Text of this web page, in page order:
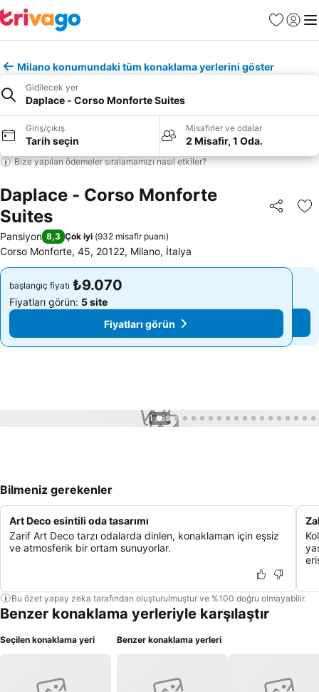
Favoriler
Giriş
Milano konumundaki tüm konaklama yerlerini göster
Gidilecek yer
Daplace - Corso Monforte Suites
Giriş/çıkış
Tarih seçin
Misafirler ve odalar
2 Misafir, 1 Oda.
Bize yapılan ödemeler sıralamamızı nasıl etkiler?
Daplace - Corso Monforte
Suites
Paylaş
Pansiyon 8,3 Çok iyi (932 misafir puanı)
Corso Monforte, 45, 20122, Milano, İtalya
başlangıç fiyatı ₺9.070
Fiyatları görün: 5 site
Fiyatları görün
başlangıç fiyatı ₺9.070
Fiyatları görün: 5 site
Fiyatları görün
1 / 66
Bilmeniz gerekenler
Art Deco esintili oda tasarımı
Zarif Art Deco tarzı odalarda dinlen, konaklaman için eşsiz
ve atmosferik bir ortam sunuyorlar.
Bu özet yapay zeka tarafından oluşturulmuştur ve %100 doğru olmayabilir.
Benzer konaklama yerleriyle karşılaştır
Seçilen konaklama yeri Benzer konaklama yerleri